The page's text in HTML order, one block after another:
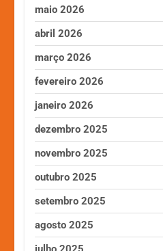
maio 2026
abril 2026
março 2026
fevereiro 2026
janeiro 2026
dezembro 2025
novembro 2025
outubro 2025
setembro 2025
agosto 2025